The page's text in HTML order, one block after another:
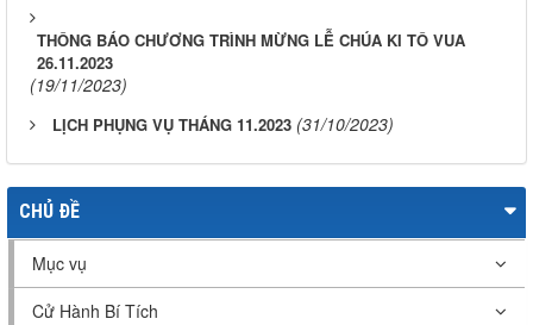
THÔNG BÁO CHƯƠNG TRÌNH MỪNG LỄ CHÚA KI TÔ VUA
26.11.2023
(19/11/2023)
LỊCH PHỤNG VỤ THÁNG 11.2023 (31/10/2023)
CHỦ ĐỀ
Mục vụ
Cử Hành Bí Tích